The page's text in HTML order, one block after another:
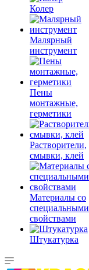
Колер
Малярный
инструмент
Пены
монтажные,
герметики
Растворители,
смывки, клей
Материалы со
специальными
свойствами
Штукатурка